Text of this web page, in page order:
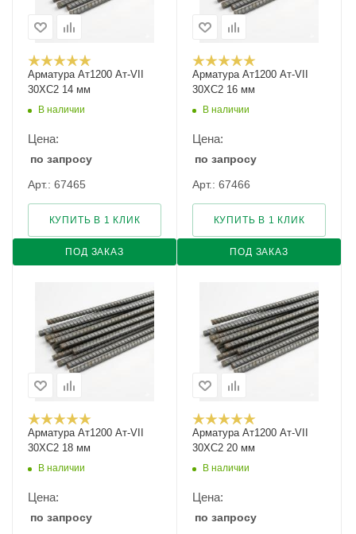
Арматура Ат1200 Ат-VII
30ХС2 14 мм
В наличии
Цена:
по запросу
Арт.: 67465
ПОД ЗАКАЗ
КУПИТЬ В 1 КЛИК
Арматура Ат1200 Ат-VII
30ХС2 16 мм
В наличии
Цена:
по запросу
Арт.: 67466
ПОД ЗАКАЗ
КУПИТЬ В 1 КЛИК
Арматура Ат1200 Ат-VII
30ХС2 18 мм
В наличии
Цена:
по запросу
Арматура Ат1200 Ат-VII
30ХС2 20 мм
В наличии
Цена:
по запросу